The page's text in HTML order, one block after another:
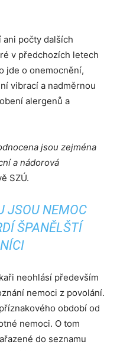
počty dalších
v předchozích letech
jde o onemocnění,
vibrací a nadměrnou
alergenů a
jsou zejména
a nádorová
SZÚ.
JSOU NEMOC
ŠPANĚLŠTÍ
neohlásí především
nemoci z povolání.
období od
nemoci. O tom
do seznamu